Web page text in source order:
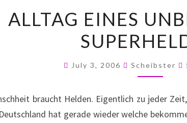
EINES
ALLTAG EINES
July 3, 2006 Scheibster
braucht Helden. Eigentlich zu jeder
hat gerade wieder welche